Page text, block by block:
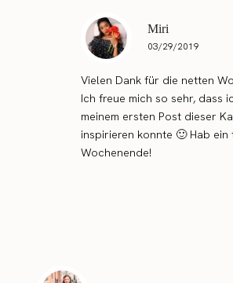
Miri
03/29/2019
Vielen Dank für die netten
Ich freue mich so sehr, dass
meinem ersten Post dieser
inspirieren konnte 🙂 Hab ein
Wochenende!